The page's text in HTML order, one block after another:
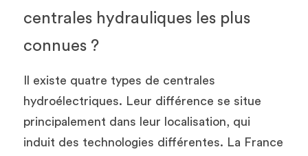
centrales hydrauliques les plus
connues ?
Il existe quatre types de centrales
hydroélectriques. Leur différence se situe
principalement dans leur localisation, qui
induit des technologies différentes. La France